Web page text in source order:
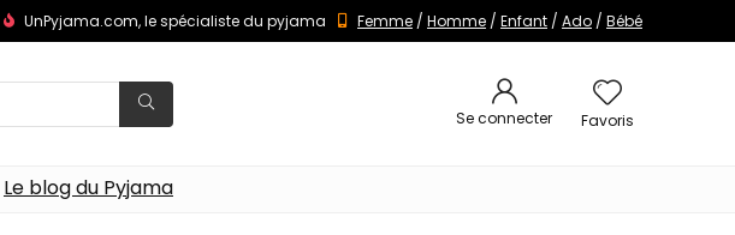
UnPyjama.com, le spécialiste du pyjama Femme / Homme / Enfant / Ado / Bébé
Se connecter Favoris
Le blog du Pyjama